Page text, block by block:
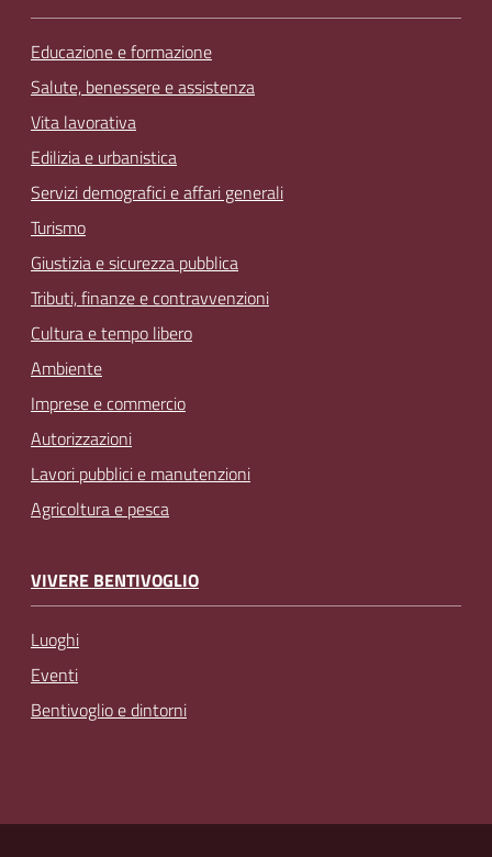
Educazione e formazione
Salute, benessere e assistenza
Vita lavorativa
Edilizia e urbanistica
Servizi demografici e affari generali
Turismo
Giustizia e sicurezza pubblica
Tributi, finanze e contravvenzioni
Cultura e tempo libero
Ambiente
Imprese e commercio
Autorizzazioni
Lavori pubblici e manutenzioni
Agricoltura e pesca
VIVERE BENTIVOGLIO
Luoghi
Eventi
Bentivoglio e dintorni